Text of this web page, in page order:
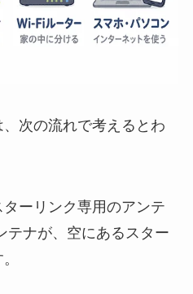
次の流れで考えるとわ
ーリンク専用のアンテ
テナが、空にあるスター